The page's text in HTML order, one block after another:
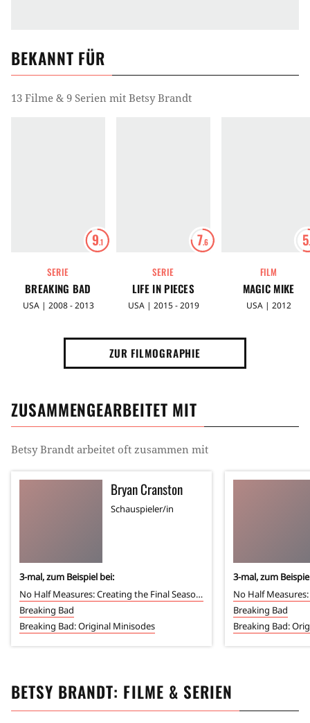
BEKANNT FÜR
13 Filme & 9 Serien mit Betsy Brandt
9.1
SERIE
BREAKING BAD
USA | 2008 - 2013
7.6
SERIE
LIFE IN PIECES
USA | 2015 - 2019
5
FILM
MAGIC MIKE
USA | 2012
ZUR FILMOGRAPHIE
ZUSAMMENGEARBEITET MIT
Betsy Brandt arbeitet oft zusammen mit
Bryan Cranston
Schauspieler/in
3-mal, zum Beispiel bei:
No Half Measures: Creating the Final Season of Breaking Bad
Breaking Bad
Breaking Bad: Original Minisodes
3-mal, zum
Breaking Bad
Breaking Bad:
BETSY BRANDT: FILME & SERIEN